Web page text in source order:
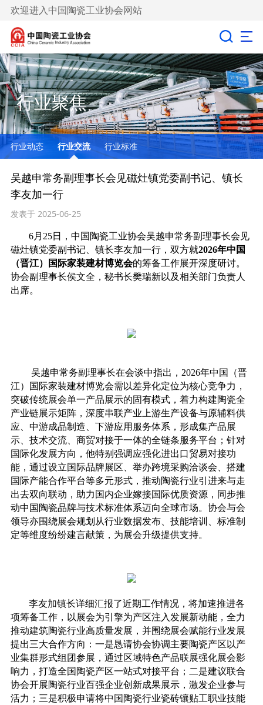
欢迎进入中国陶瓷工业协会网站
行业聚焦
行业动态 行业交流 行业标准
吴越申常务副理事长会见磁灶镇党委副书记、镇长
李友加一行
发表于 2025-06-25
6月25日，中国陶瓷工业协会吴越申常务副理事长会 见
磁灶镇党委副书记、镇长李友加一行，双方就2026年中国
（晋江） 国际家装建材博览会的筹备工作展开深度研讨。
协会副理事长侯文全，秘书长樊瑞新以及相关部门负责人
出席。
吴越申常务副理事长在会谈中指出， 2026年中国（晋
江）国际家装建材博览会需以差异化定位为核心竞争力，
突破传统展会单一产品展示的固有模式，着力构建陶瓷全
产业链展示矩阵，深度串联产业上游生产设备与原辅料供
应、中游成品制造、下游应用服务体系，形成集产品展
示、技术交流、商贸对接于一体的全链条服务平台；针对
国际化发展方向，他特别强调应强化进出口贸易对接功
能，通过设立国际品牌展区、举办跨境采购洽谈会、搭建
国际产能合作平台等多元形式，推动陶瓷行业引进来与走
出去双向联动，助力国内企业嫁接国际优质资源，同步推
动中国陶瓷品牌与技术标准体系迈向全球市场。 协会与会
领导亦围绕展会规划从行业数据发布、技能培训、标准制
定等维度纷纷建言献策，为展会升级提供支持。
李友加镇长详细汇报了近期工作情况，将加速推进各
项筹备工作，以展会为引擎为产区注入发展新动能，全力
推动建筑陶瓷行业高质量发展，并围绕展会赋能行业发展
提出三大合作方向：一是恳请协会协调主要陶瓷产区以产
业集群形式组团参展，通过区域特色产品联展强化展会影
响力，打造全国陶瓷产区一站式对接平台；二是建议联合
协会开展陶瓷行业百强企业创新成果展示，激发企业参与
活力；三是积极申请将中国陶瓷行业瓷砖镶贴工职业技能